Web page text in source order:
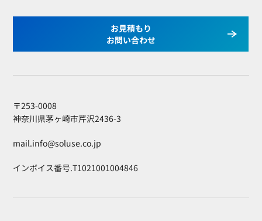
お見積もり
お問い合わせ
〒253-0008
神奈川県茅ヶ崎市芹沢2436-3
mail.info@soluse.co.jp
インボイス番号.T1021001004846